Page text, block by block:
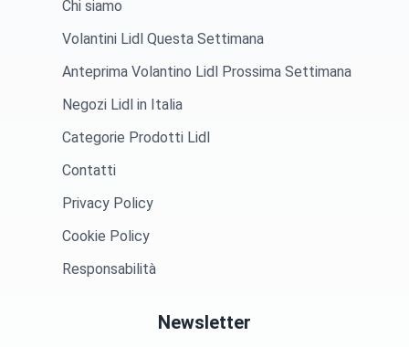
Chi siamo
Volantini Lidl Questa Settimana
Anteprima Volantino Lidl Prossima Settimana
Negozi Lidl in Italia
Categorie Prodotti Lidl
Contatti
Privacy Policy
Cookie Policy
Responsabilità
Newsletter